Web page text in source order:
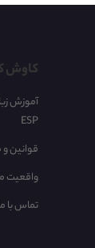
کاوش
آموزش
ESP
قوانین
واقعیت
تماس با